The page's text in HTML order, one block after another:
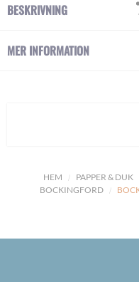
HEM PAPPER & DUK
BOCKINGFORD
BESKRIVNING
MER INFORMATION